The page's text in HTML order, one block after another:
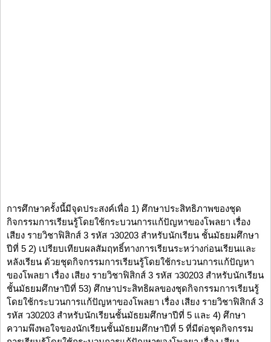
การศึกษาครั้งนี้มีจุดประสงค์เพื่อ 1) ศึกษาประสิทธิภาพของชุด
กิจกรรมการเรียนรู้โดยใช้กระบวนการแก้ปัญหาของโพลยา เรื่อง
เสียง รายวิชาฟิสิกส์ 3 รหัส ว30203 สำหรับนักเรียน ชั้นมัธยมศึกษา
ปีที่ 5 2) เปรียบเทียบผลสัมฤทธิ์ทางการเรียนระหว่างก่อนเรียนและ
หลังเรียน ด้วยชุดกิจกรรมการเรียนรู้โดยใช้กระบวนการแก้ปัญหา
ของโพลยา เรื่อง เสียง รายวิชาฟิสิกส์ 3 รหัส ว30203 สำหรับนักเรียน
ชั้นมัธยมศึกษาปีที่ 53) ศึกษาประสิทธิผลของชุดกิจกรรมการเรียนรู้
โดยใช้กระบวนการแก้ปัญหาของโพลยา เรื่อง เสียง รายวิชาฟิสิกส์ 3
รหัส ว30203 สำหรับนักเรียนชั้นมัธยมศึกษาปีที่ 5 และ 4) ศึกษา
ความพึงพอใจของนักเรียนชั้นมัธยมศึกษาปีที่ 5 ที่มีต่อชุดกิจกรรม